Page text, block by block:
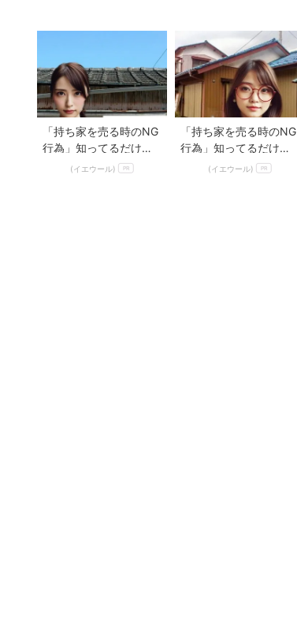
「持ち家を売る時のNG
行為」知ってるだけで
得する事とは
(イエウール) PR
「持ち家を売る時のNG
行為」知ってるだけで
得する事とは
(イエウール) PR